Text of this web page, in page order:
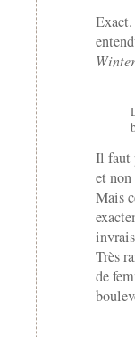
Il faut
et
Mais
Très
de